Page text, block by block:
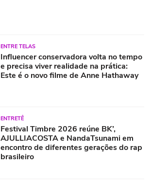
ENTRE TELAS
Influencer conservadora volta no tempo
e precisa viver realidade na prática:
Este é o novo filme de Anne Hathaway
ENTRETÊ
Festival Timbre 2026 reúne BK’,
AJULLIACOSTA e NandaTsunami em
encontro de diferentes gerações do rap
brasileiro